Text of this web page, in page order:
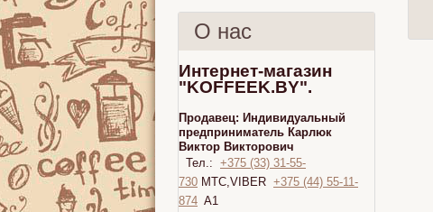
О нас
Интернет-магазин
"KOFFEEK.BY".
Продавец: Индивидуальный
предприниматель Карлюк
Виктор Викторович
Тел.: +375 (33) 31-55-
730 МТС,VIBER +375 (44) 55-11-
874 A1